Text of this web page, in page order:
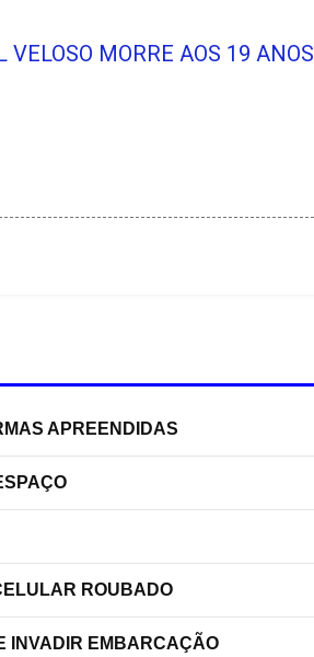
MORRE AOS 19 ANOS
APREENDIDAS
ROUBADO
INVADIR EMBARCAÇÃO